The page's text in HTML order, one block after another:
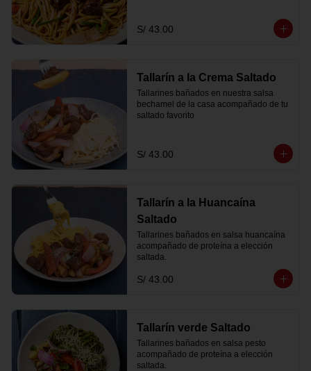
S/ 43.00
Tallarín a la Crema Saltado
Tallarines bañados en nuestra salsa
bechamel de la casa acompañado de tu
saltado favorito
S/ 43.00
Tallarín a la Huancaína
Saltado
Tallarines bañados en salsa huancaína
acompañado de proteína a elección
saltada.
S/ 43.00
Tallarín verde Saltado
Tallarines bañados en salsa pesto
acompañado de proteína a elección
saltada.